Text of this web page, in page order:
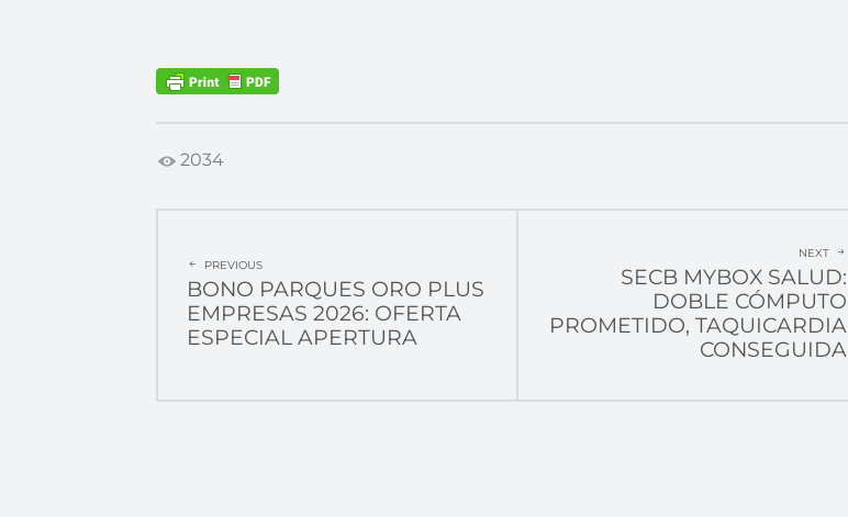
2034
NAVIGATION
PREVIOUS
BONO PARQUES ORO PLUS
EMPRESAS 2026: OFERTA
ESPECIAL APERTURA
NEXT
SECB MYBOX SALUD:
DOBLE CÓMPUTO
PROMETIDO, TAQUICARDIA
CONSEGUIDA